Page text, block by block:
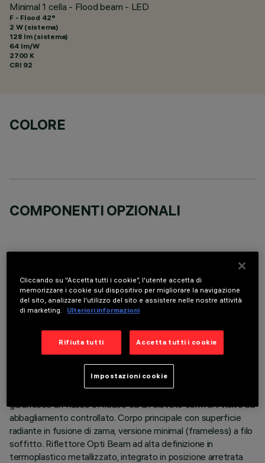
Minimal 1 cella - Flood beam - LED
F - Flood 42°
2 W (sistema)
128 lm (sistema)
64 lm/W
2700 K
CRI 92
COLORE
COMPONENTI OPZIONALI
DATI TECNICI
ULTIMO AGGIORNAMENTO: 01/08/2026
Apparecchio miniaturizzato quadrato ad incasso per singolo
LED - ottica fissa. Nonostante le dimensioni extra-compatte
del prodotto, la tecnologia brevettata del sistema ottico
garantisce un flusso efficace ed un elevato comfort visivo ad
abbagliamento controllato. Corpo principale con superficie
radiante in fusione di zama, versione minimal (frameless) a filo
soffitto. Riflettore Opti Beam ad alta definizione in
termoplastico metallizzato, integrato in posizione arretrata
Cliccando su “Accetta tutti i cookie”, l'utente accetta di
memorizzare i cookie sul dispositivo per migliorare la navigazione
del sito, analizzare l'utilizzo del sito e assistere nelle nostre attività
di marketing.
Ulteriori informazioni
Rifiuta tutti Accetta tutti i cookie
Impostazioni cookie